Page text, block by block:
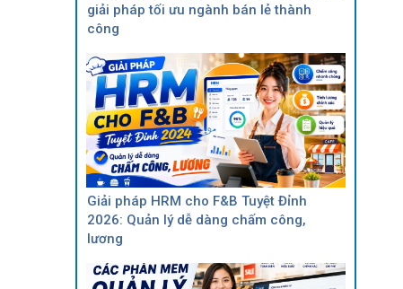
giải pháp tối ưu ngành bán lẻ thành
công
Giải pháp HRM cho F&B Tuyệt Đỉnh
2026: Quản lý dễ dàng chấm công,
lương